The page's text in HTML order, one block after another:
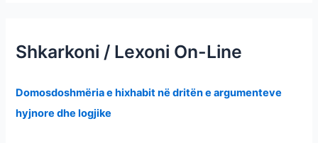
Shkarkoni / Lexoni On-Line
Domosdoshmëria e hixhabit në dritën e argumenteve
hyjnore dhe logjike